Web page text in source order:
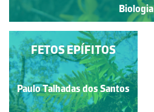
Biologia
SALICORNIA
Paulo Talhadas dos Santos
FETOS EPÍFITOS
Paulo Talhadas dos Santos